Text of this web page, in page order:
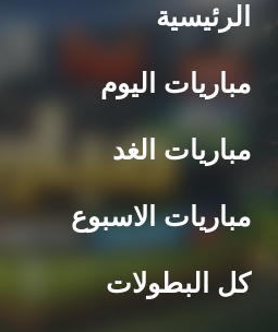
الرئيسية
مباريات اليوم
مباريات الغد
مباريات الاسبوع
كل البطولات